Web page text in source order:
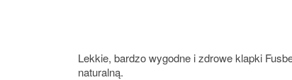
Lekkie, bardzo wygodne i zdrowe klapki
naturalną.